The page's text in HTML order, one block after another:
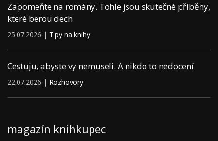
Zapomeňte na romány. Tohle jsou skutečné příběhy,
které berou dech
25.07.2026 | Tipy na knihy
Cestuju, abyste vy nemuseli. A nikdo to nedocení
22.07.2026 | Rozhovory
magazín knihkupec